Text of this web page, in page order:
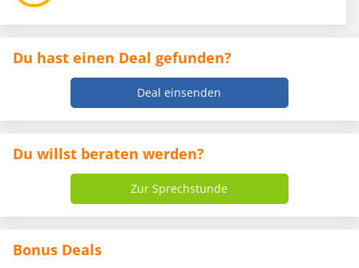
Du hast einen Deal gefunden?
Deal einsenden
Du willst beraten werden?
Zur Sprechstunde
Bonus Deals